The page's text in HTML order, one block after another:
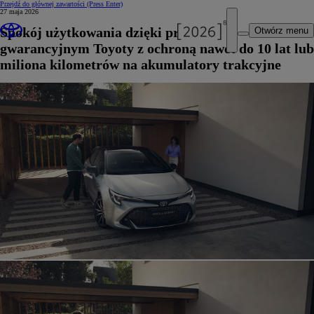
Przejdź do głównej zawartości (Press Enter)
Otwórz menu
27 maja 2026
Spokój użytkowania dzięki programom
gwarancyjnym Toyoty z ochroną nawet do 10 lat lub
miliona kilometrów na akumulatory trakcyjne